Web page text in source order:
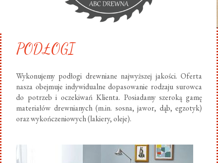
PODŁOGI
Wykonujemy podłogi drewniane najwyższej jakości. Oferta
nasza obejmuje indywidualne dopasowanie rodzaju surowca
do potrzeb i oczekiwań Klienta. Posiadamy szeroką gamę
materiałów drewnianych (m.in. sosna, jawor, dąb, egzotyk)
oraz wykończeniowych (lakiery, oleje).